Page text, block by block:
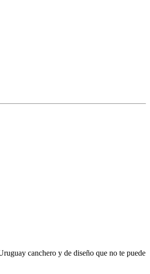
canchero y de diseño que no te puede